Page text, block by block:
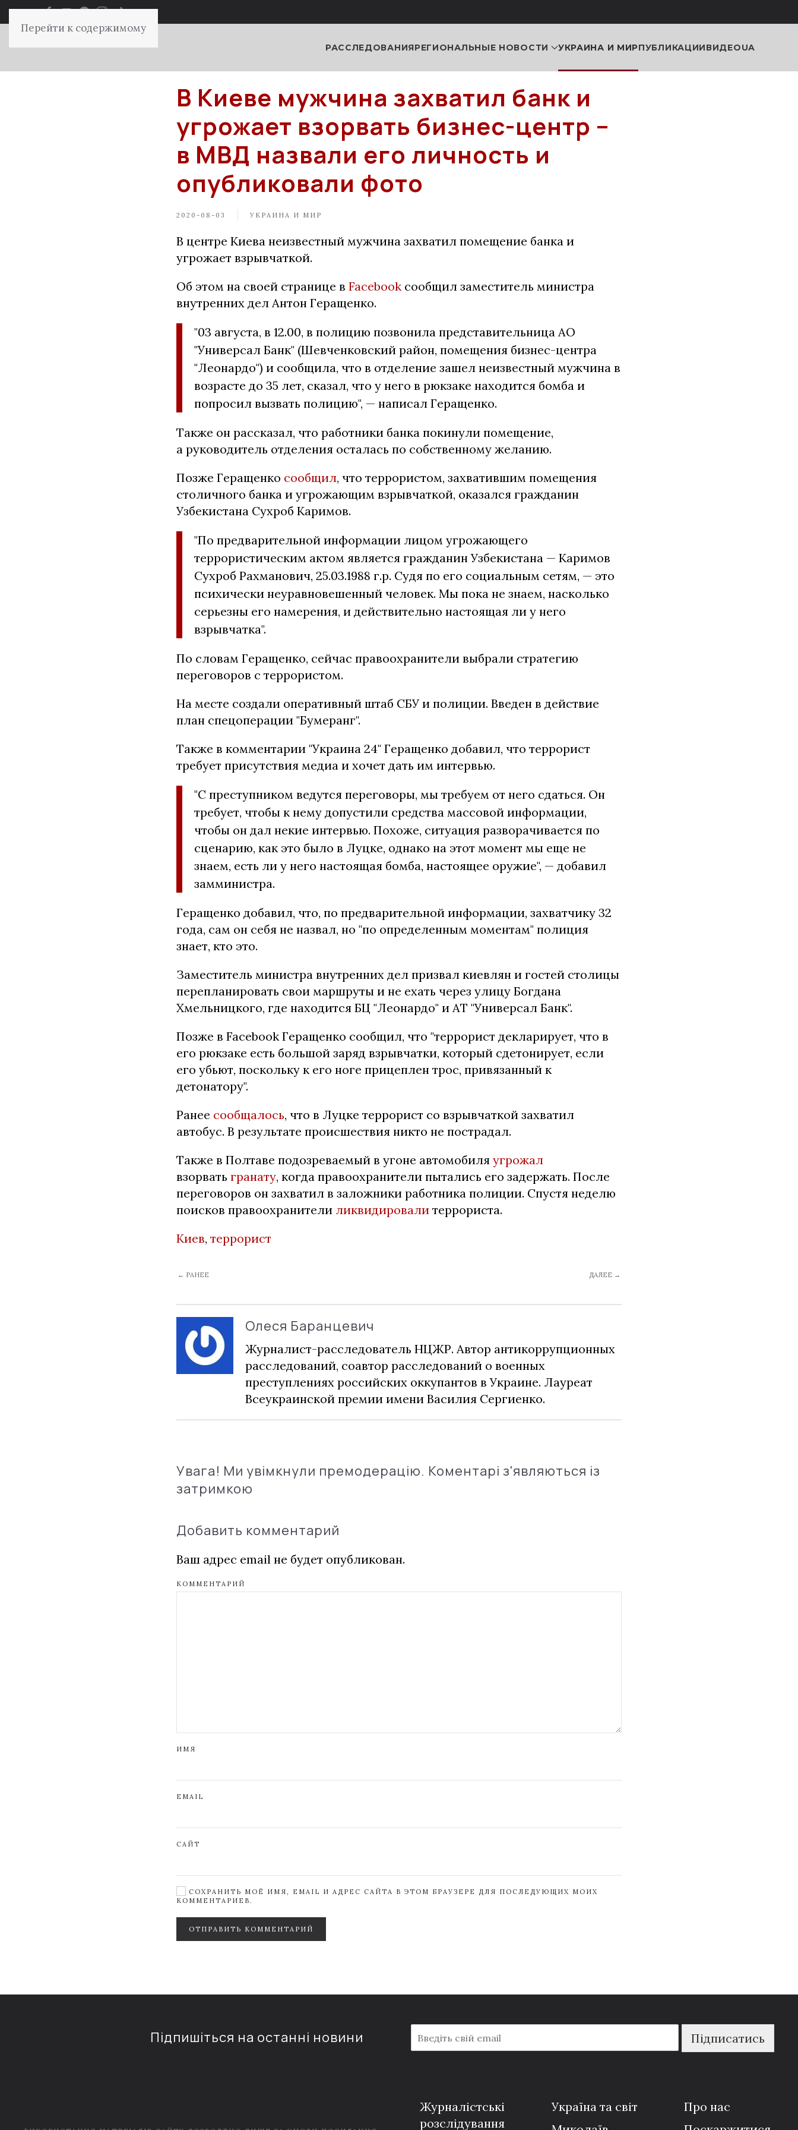
Перейти к содержимому
РАССЛЕДОВАНИЯРЕГИОНАЛЬНЫЕ НОВОСТИ УКРАИНА И МИРПУБЛИКАЦИИВИДЕОUA
В Киеве мужчина захватил банк и
угрожает взорвать бизнес-центр –
в МВД назвали его личность и
опубликовали фото
2020-08-03 УКРАИНА И МИР
В центре Киева неизвестный мужчина захватил помещение банка и
угрожает взрывчаткой.
Об этом на своей странице в Facebook сообщил заместитель министра
внутренних дел Антон Геращенко.
"03 августа, в 12.00, в полицию позвонила представительница АО
"Универсал Банк" (Шевченковский район, помещения бизнес-центра
"Леонардо") и сообщила, что в отделение зашел неизвестный мужчина в
возрасте до 35 лет, сказал, что у него в рюкзаке находится бомба и
попросил вызвать полицию", — написал Геращенко.
Также он рассказал, что работники банка покинули помещение,
а руководитель отделения осталась по собственному желанию.
Позже Геращенко сообщил, что террористом, захватившим помещения
столичного банка и угрожающим взрывчаткой, оказался гражданин
Узбекистана Сухроб Каримов.
"По предварительной информации лицом угрожающего
террористическим актом является гражданин Узбекистана — Каримов
Сухроб Рахманович, 25.03.1988 г.р. Судя по его социальным сетям, — это
психически неуравновешенный человек. Мы пока не знаем, насколько
серьезны его намерения, и действительно настоящая ли у него
взрывчатка".
По словам Геращенко, сейчас правоохранители выбрали стратегию
переговоров с террористом.
На месте создали оперативный штаб СБУ и полиции. Введен в действие
план спецоперации "Бумеранг".
Также в комментарии "Украина 24" Геращенко добавил, что террорист
требует присутствия медиа и хочет дать им интервью.
"С преступником ведутся переговоры, мы требуем от него сдаться. Он
требует, чтобы к нему допустили средства массовой информации,
чтобы он дал некие интервью. Похоже, ситуация разворачивается по
сценарию, как это было в Луцке, однако на этот момент мы еще не
знаем, есть ли у него настоящая бомба, настоящее оружие", — добавил
замминистра.
Геращенко добавил, что, по предварительной информации, захватчику 32
года, сам он себя не назвал, но "по определенным моментам" полиция
знает, кто это.
Заместитель министра внутренних дел призвал киевлян и гостей столицы
перепланировать свои маршруты и не ехать через улицу Богдана
Хмельницкого, где находится БЦ "Леонардо" и АТ "Универсал Банк".
Позже в Facebook Геращенко сообщил, что "террорист декларирует, что в
его рюкзаке есть большой заряд взрывчатки, который сдетонирует, если
его убьют, поскольку к его ноге прицеплен трос, привязанный к
детонатору".
Ранее сообщалось, что в Луцке террорист со взрывчаткой захватил
автобус. В результате происшествия никто не пострадал.
Также в Полтаве подозреваемый в угоне автомобиля угрожал
взорвать гранату, когда правоохранители пытались его задержать. После
переговоров он захватил в заложники работника полиции. Спустя неделю
поисков правоохранители ликвидировали террориста.
Киев, террорист
← РАНЕЕ ДАЛЕЕ →
Олеся Баранцевич
Журналист-расследователь НЦЖР. Автор антикоррупционных
расследований, соавтор расследований о военных
преступлениях российских оккупантов в Украине. Лауреат
Всеукраинской премии имени Василия Сергиенко.
Увага! Ми увімкнули премодерацію. Коментарі з'являються із
затримкою
Добавить комментарий
Ваш адрес email не будет опубликован.
КОММЕНТАРИЙ
ИМЯ
EMAIL
САЙТ
СОХРАНИТЬ МОЁ ИМЯ, EMAIL И АДРЕС САЙТА В ЭТОМ БРАУЗЕРЕ ДЛЯ ПОСЛЕДУЮЩИХ МОИХ
КОММЕНТАРИЕВ.
ОТПРАВИТЬ КОММЕНТАРИЙ
Підпишіться на останні новини
m
a
Підписатись
Журналістські
розслідування
Україна та світ
Про нас